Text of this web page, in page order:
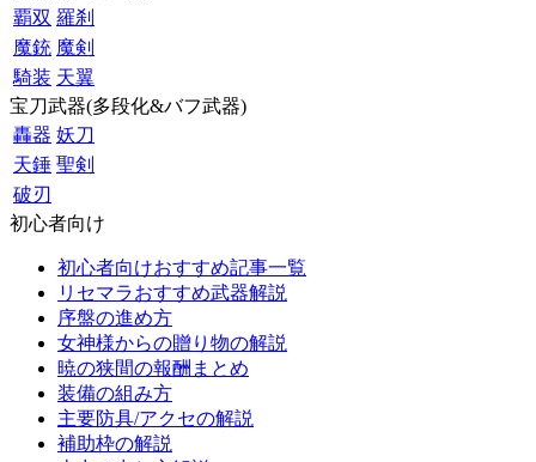
覇双 羅刹
魔銃 魔剣
騎装 天翼
宝刀武器(多段化&バフ武器)
轟器 妖刀
天錘 聖剣
破刃
初心者向け
初心者向けおすすめ記事一覧
リセマラおすすめ武器解説
序盤の進め方
女神様からの贈り物の解説
暁の狭間の報酬まとめ
装備の組み方
主要防具/アクセの解説
補助枠の解説